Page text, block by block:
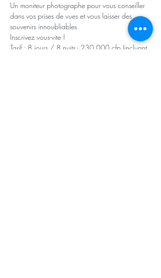
Un moniteur photographe pour vous conseiller
dans vos prises de vues et vous laisser des
souvenirs innoubliables
Inscrivez vous-vite !
Tarif : 8 jours / 8 nuits - 230 000 cfp (incluant